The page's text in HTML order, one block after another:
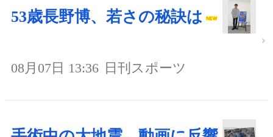
53歳長野博、若さの秘訣は
08月07日 13:36 日刊スポーツ